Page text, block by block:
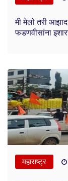
मी मेलो तरी
फडणवीसांना
महाराष्ट्र